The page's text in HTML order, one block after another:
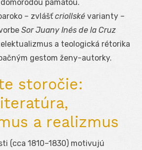
pamäťou.
– zvlášťcriollské varianty –
Sor Juany Inés de la Cruz
a teologická rétorika
gestom ženy-autorky.
storočie:
a realizmus
(cca 1810–1830) motivujú